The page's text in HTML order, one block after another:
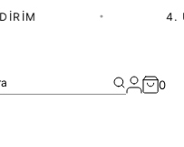
4.
0